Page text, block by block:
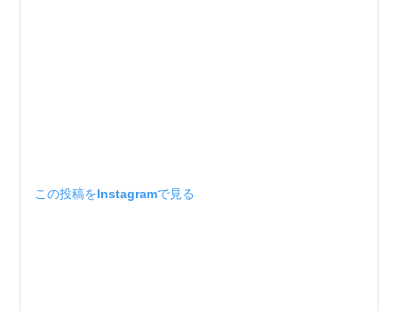
この投稿をInstagramで見る